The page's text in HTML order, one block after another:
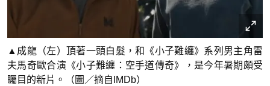
▲成龍（左）頂著一頭白髮，和《小子難纏》系列男主角雷
夫馬奇歐合演《小子難纏：空手道傳奇》，是今年暑期頗受
矚目的新片。（圖／摘自IMDb）